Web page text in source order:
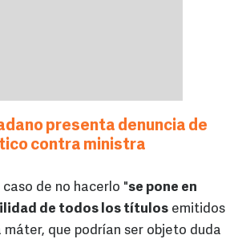
presenta denuncia de
contra ministra
de no hacerlo "se pone en
de todos los títulos emitidos
máter, que podrían ser objeto duda